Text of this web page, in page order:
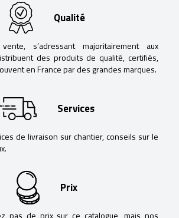
Qualité
s’adressant majoritairement aux
des produits de qualité, certifiés,
en France par des grandes marques.
Services
de livraison sur chantier, conseils sur le
Prix
pas de prix sur ce catalogue, mais nos